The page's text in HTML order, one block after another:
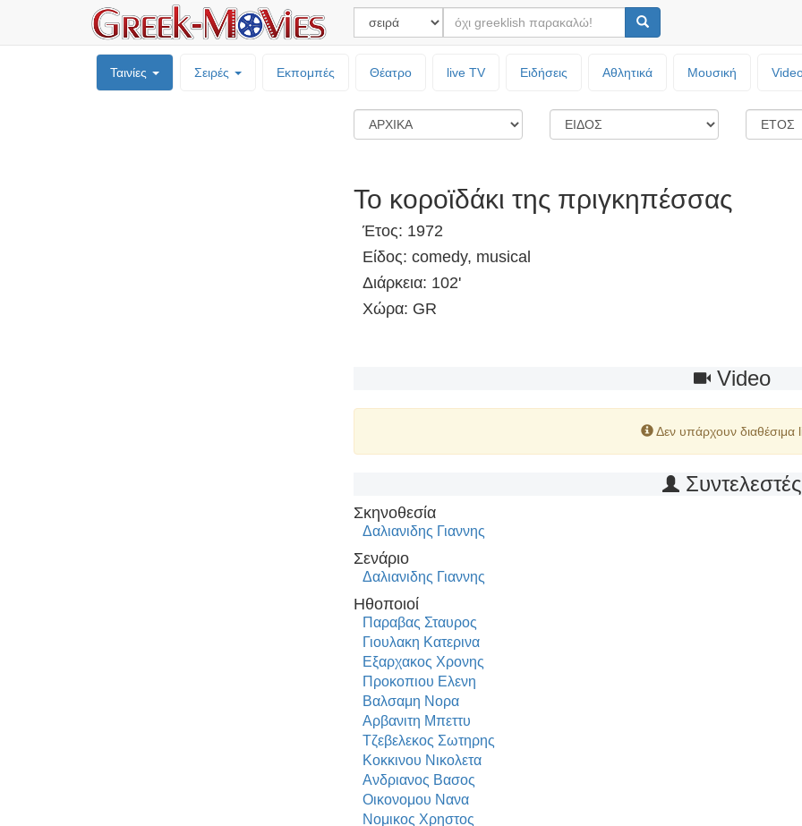
Ταινίες Σειρές Εκπομπές Θέατρο live TV Ειδήσεις Αθλητικά Μουσική
Το κοροϊδάκι της πριγκηπέσσας
Έτος: 1972
Είδος: comedy, musical
Διάρκεια: 102'
Χώρα: GR
Video
Δεν υπάρχουν διαθέσιμα
Συντελεστές
Σκηνοθεσία
Δαλιανιδης Γιαννης
Σενάριο
Δαλιανιδης Γιαννης
Ηθοποιοί
Παραβας Σταυρος
Γιουλακη Κατερινα
Εξαρχακος Χρονης
Προκοπιου Ελενη
Βαλσαμη Νορα
Αρβανιτη Μπεττυ
Τζεβελεκος Σωτηρης
Κοκκινου Νικολετα
Ανδριανος Βασος
Οικονομου Νανα
Νομικος Χρηστος